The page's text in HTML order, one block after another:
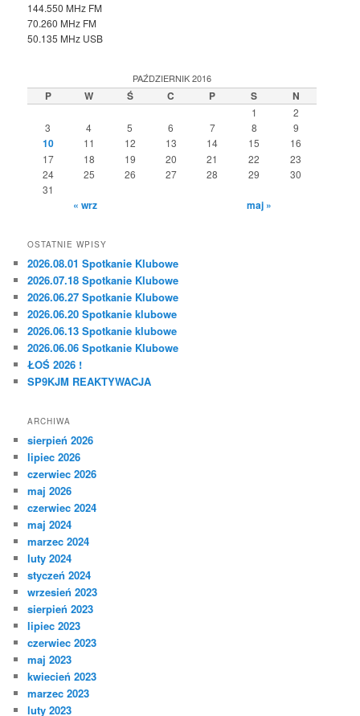
144.550 MHz FM
70.260 MHz FM
50.135 MHz USB
PAŹDZIERNIK 2016
P W Ś C P S N
1
2
3
4 5 6 7 8 9
10 11 12 13 14 15
16
17
18 19 20 21 22
23
24
25 26 27 28 29
30
31
« wrz maj »
OSTATNIE WPISY
2026.08.01 Spotkanie Klubowe
2026.07.18 Spotkanie Klubowe
2026.06.27 Spotkanie Klubowe
2026.06.20 Spotkanie klubowe
2026.06.13 Spotkanie klubowe
2026.06.06 Spotkanie Klubowe
ŁOŚ 2026 !
SP9KJM REAKTYWACJA
ARCHIWA
sierpień 2026
lipiec 2026
czerwiec 2026
maj 2026
czerwiec 2024
maj 2024
marzec 2024
luty 2024
styczeń 2024
wrzesień 2023
sierpień 2023
lipiec 2023
czerwiec 2023
maj 2023
kwiecień 2023
marzec 2023
luty 2023